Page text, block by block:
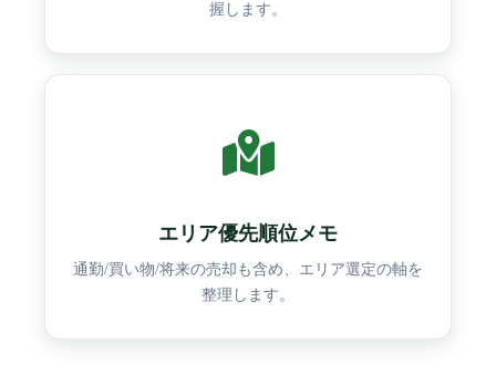
握します。
エリア優先順位メモ
通勤/買い物/将来の売却も含め、エリア選定の軸を
整理します。